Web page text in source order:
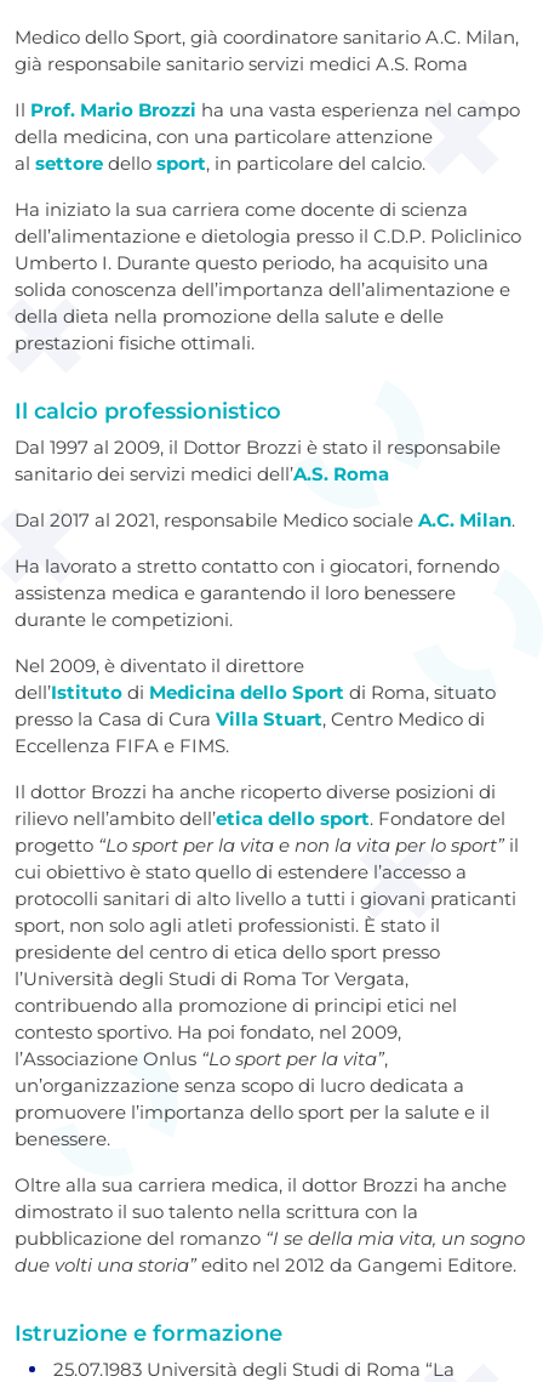
Medico dello Sport, già coordinatore sanitario A.C. Milan,
già responsabile sanitario servizi medici A.S. Roma
Il Prof. Mario Brozzi ha una vasta esperienza nel campo
della medicina, con una particolare attenzione
al settore dello sport, in particolare del calcio.
Ha iniziato la sua carriera come docente di scienza
dell’alimentazione e dietologia presso il C.D.P. Policlinico
Umberto I. Durante questo periodo, ha acquisito una
solida conoscenza dell’importanza dell’alimentazione e
della dieta nella promozione della salute e delle
prestazioni fisiche ottimali.
Il calcio professionistico
Dal 1997 al 2009, il Dottor Brozzi è stato il responsabile
sanitario dei servizi medici dell’A.S. Roma
Dal 2017 al 2021, responsabile Medico sociale A.C. Milan.
Ha lavorato a stretto contatto con i giocatori, fornendo
assistenza medica e garantendo il loro benessere
durante le competizioni.
Nel 2009, è diventato il direttore
dell’Istituto di Medicina dello Sport di Roma, situato
presso la Casa di Cura Villa Stuart, Centro Medico di
Eccellenza FIFA e FIMS.
Il dottor Brozzi ha anche ricoperto diverse posizioni di
rilievo nell’ambito dell’etica dello sport. Fondatore del
progetto “Lo sport per la vita e non la vita per lo sport” il
cui obiettivo è stato quello di estendere l’accesso a
protocolli sanitari di alto livello a tutti i giovani praticanti
sport, non solo agli atleti professionisti. È stato il
presidente del centro di etica dello sport presso
l’Università degli Studi di Roma Tor Vergata,
contribuendo alla promozione di principi etici nel
contesto sportivo. Ha poi fondato, nel 2009,
l’Associazione Onlus “Lo sport per la vita”,
un’organizzazione senza scopo di lucro dedicata a
promuovere l’importanza dello sport per la salute e il
benessere.
Oltre alla sua carriera medica, il dottor Brozzi ha anche
dimostrato il suo talento nella scrittura con la
pubblicazione del romanzo “I se della mia vita, un sogno
due volti una storia” edito nel 2012 da Gangemi Editore.
Istruzione e formazione
25.07.1983 Università degli Studi di Roma “La